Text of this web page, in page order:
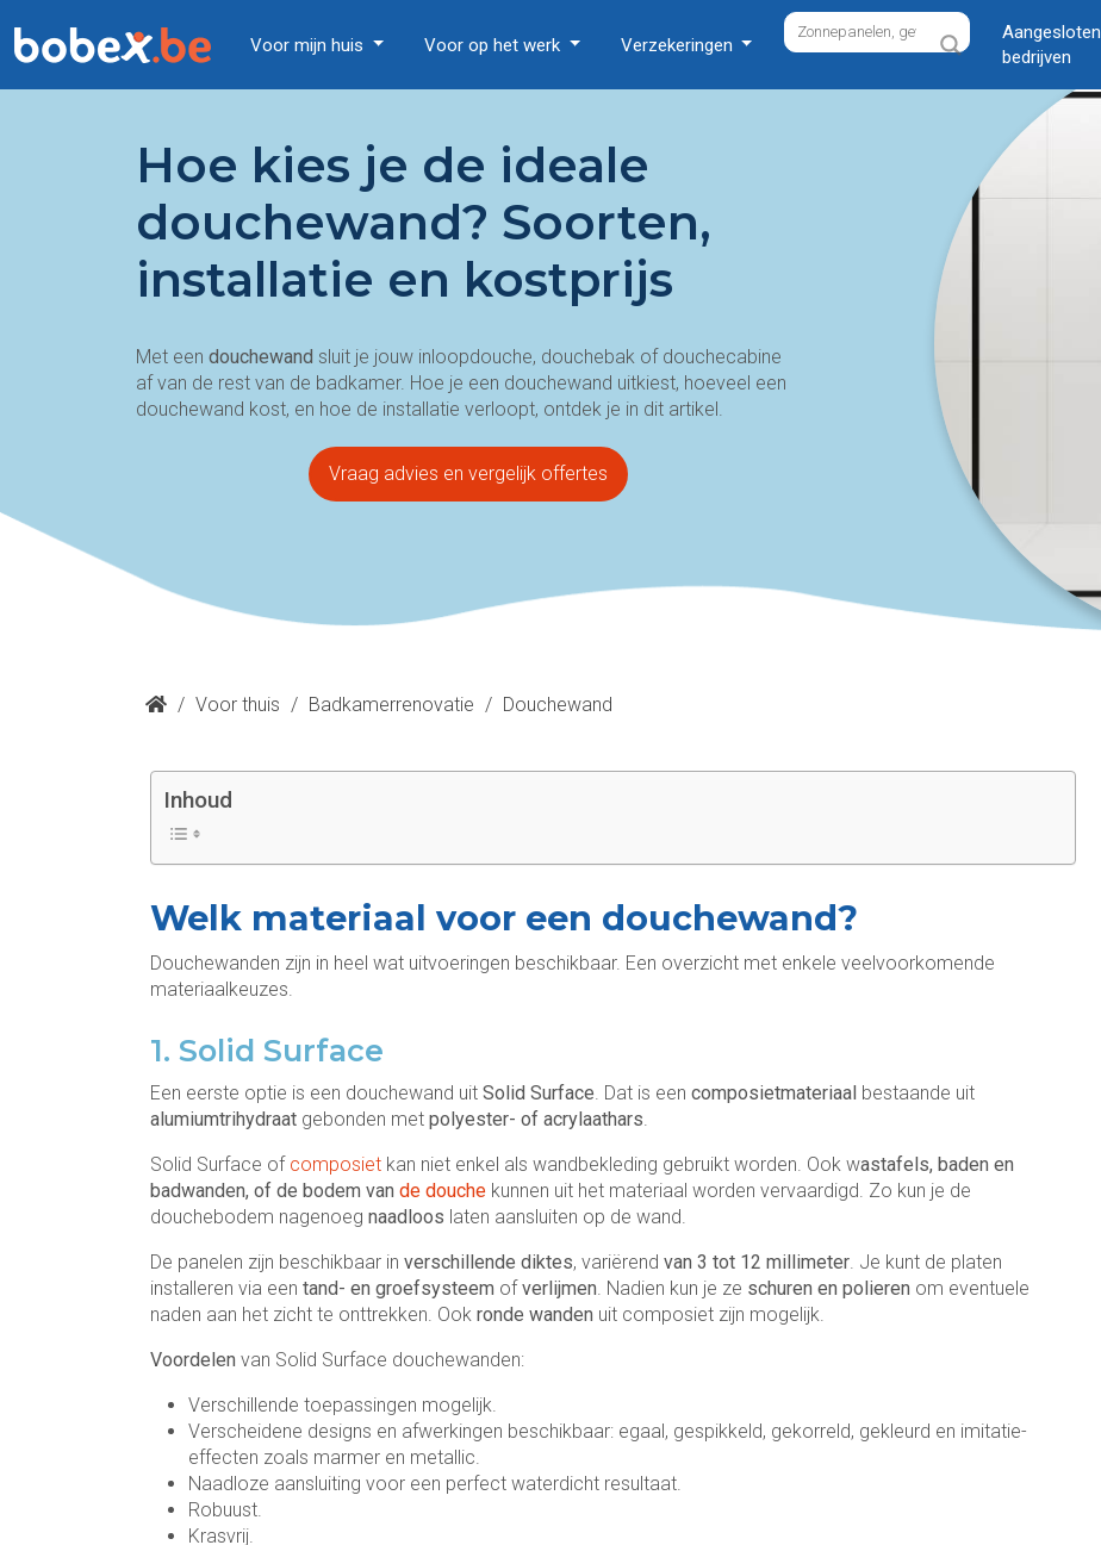
Voor mijn huis Voor op het werk Verzekeringen
Aangesloten
bedrijven
Hoe kies je de ideale
douchewand? Soorten,
installatie en kostprijs
Met een douchewand sluit je jouw inloopdouche, douchebak of douchecabine
af van de rest van de badkamer. Hoe je een douchewand uitkiest, hoeveel een
douchewand kost, en hoe de installatie verloopt, ontdek je in dit artikel.
Vraag advies en vergelijk offertes
/ Voor thuis / Badkamerrenovatie / Douchewand
Inhoud
Welk materiaal voor een douchewand?
Douchewanden zijn in heel wat uitvoeringen beschikbaar. Een overzicht met enkele veelvoorkomende
materiaalkeuzes.
1. Solid Surface
Een eerste optie is een douchewand uit Solid Surface. Dat is een composietmateriaal bestaande uit
alumiumtrihydraat gebonden met polyester- of acrylaathars.
Solid Surface of composiet kan niet enkel als wandbekleding gebruikt worden. Ook wastafels, baden en
badwanden, of de bodem van de douche kunnen uit het materiaal worden vervaardigd. Zo kun je de
douchebodem nagenoeg naadloos laten aansluiten op de wand.
De panelen zijn beschikbaar in verschillende diktes, variërend van 3 tot 12 millimeter. Je kunt de platen
installeren via een tand- en groefsysteem ofverlijmen. Nadien kun je ze schuren en polieren om eventuele
naden aan het zicht te onttrekken. Ook ronde wanden uit composiet zijn mogelijk.
Voordelen van Solid Surface douchewanden:
Verschillende toepassingen mogelijk.
Verscheidene designs en afwerkingen beschikbaar: egaal, gespikkeld, gekorreld, gekleurd en imitatie-
effecten zoals marmer en metallic.
Naadloze aansluiting voor een perfect waterdicht resultaat.
Robuust.
Krasvrij.